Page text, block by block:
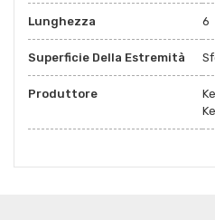
Lunghezza 6
Superficie Della Estremità
Produttore